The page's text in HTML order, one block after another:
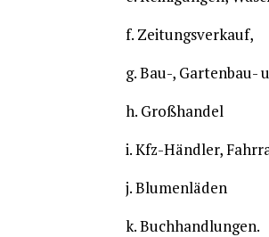
f. Zeitungsverkauf,
g. Bau-, Gartenbau-
h. Großhandel
i. Kfz-Händler,
j. Blumenläden
k. Buchhandlungen.